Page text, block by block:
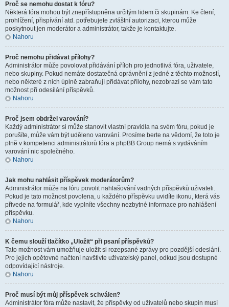
Proč se nemohu dostat k fóru?
Některá fóra mohou být znepřístupněna určitým lidem či skupinám. Ke čtení,
prohlížení, přispívání atd. potřebujete zvláštní autorizaci, kterou může
poskytnout jen moderátor a administrátor, takže je kontaktujte.
Nahoru
Proč nemohu přidávat přílohy?
Administrátor může povolovat přidávání příloh pro jednotlivá fóra, uživatele,
nebo skupiny. Pokud nemáte dostatečná oprávnění z jedné z těchto možností,
nebo některé z nich úplně zabraňují přidávat přílohy, nezobrazí se vám tato
možnost při odesílání příspěvků.
Nahoru
Proč jsem obdržel varování?
Každý administrátor si může stanovit vlastní pravidla na svém fóru, pokud je
porušíte, může vám být uděleno varování. Prosíme berte na vědomí, že toto je
plně v kompetenci administrátorů fóra a phpBB Group nemá s vydáváním
varování nic společného.
Nahoru
Jak mohu nahlásit příspěvek moderátorům?
Administrátor může na fóru povolit nahlašování vadných příspěvků uživateli.
Pokud je tato možnost povolena, u každého příspěvku uvidíte ikonu, která vás
přivede na formulář, kde vyplníte všechny nezbytné informace pro nahlášení
příspěvku.
Nahoru
K čemu slouží tlačítko „Uložit“ při psaní příspěvků?
Tato možnost vám umožňuje uložit si rozepsané zprávy pro pozdější odeslání.
Pro jejich opětovné načtení navštivte uživatelský panel, odkud jsou dostupné
odpovídající nástroje.
Nahoru
Proč musí být můj příspěvek schválen?
Administrátor fóra může nastavit, že příspěvky od uživatelů nebo skupin musí